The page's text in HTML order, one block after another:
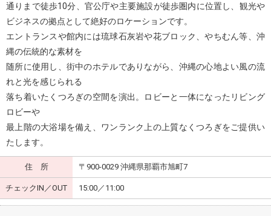
通りまで徒歩10分、官公庁や主要施設が徒歩圏内に位置し、観光や
ビジネスの拠点として絶好のロケーションです。
エントランスや館内には琉球石灰岩や花ブロック、やちむん等、沖
縄の伝統的な素材を
随所に使用し、街中のホテルでありながら、沖縄の心地よい風の流
れと光を感じられる
落ち着いたくつろぎの空間を演出。ロビーと一体になったリビング
ロビーや
最上階の大浴場を備え、ワンランク上の上質なくつろぎをご提供い
たします。
住 所 〒900-0029 沖縄県那覇市旭町7
チェックIN／OUT 15:00／11:00